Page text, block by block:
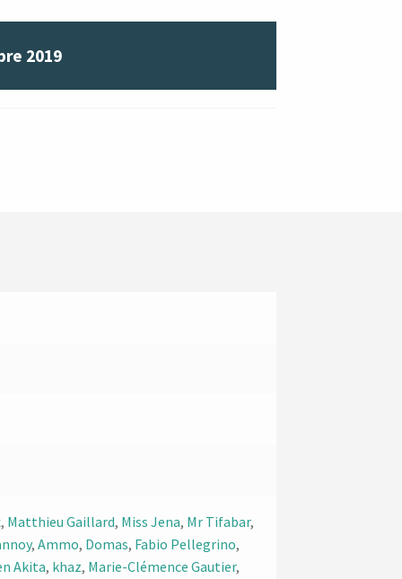
2019
, Matthieu Gaillard, Miss Jena, Mr Tifabar,
,Ammo, Domas, Fabio Pellegrino,
Akita, khaz, Marie-Clémence Gautier,